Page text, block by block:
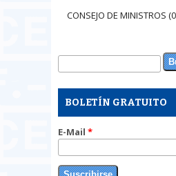
CONSEJO DE MINISTROS
Formulario de
Buscar
BOLETÍN GRATUITO
E-Mail *